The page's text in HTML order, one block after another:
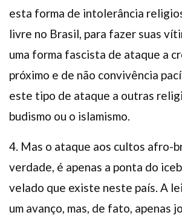
esta forma de intolerância
livre no Brasil, para fazer suas
uma forma fascista de ataque a
próximo e de não convivência
este tipo de ataque a outras
budismo ou o islamismo.
4. Mas o ataque aos cultos afro-
verdade, é apenas a ponta do
velado que existe neste país. A
um avanço, mas, de fato, apenas